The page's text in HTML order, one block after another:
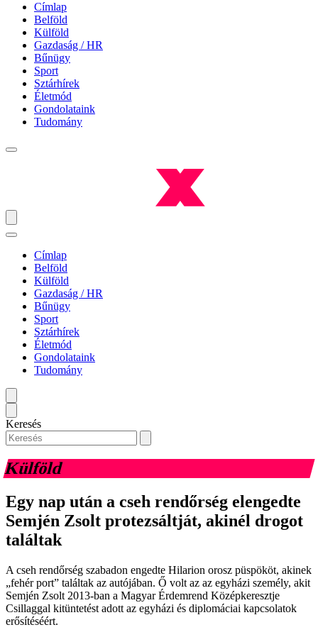
Címlap
Belföld
Külföld
Gazdaság / HR
Bűnügy
Sport
Sztárhírek
Életmód
Gondolataink
Tudomány
Címlap
Belföld
Külföld
Gazdaság / HR
Bűnügy
Sport
Sztárhírek
Életmód
Gondolataink
Tudomány
Keresés
Külföld
Egy nap után a cseh rendőrség elengedte
Semjén Zsolt protezsáltját, akinél drogot
találtak
A cseh rendőrség szabadon engedte Hilarion orosz püspököt, akinek
„fehér port” találtak az autójában. Ő volt az az egyházi személy, akit
Semjén Zsolt 2013-ban a Magyar Érdemrend Középkeresztje
Csillaggal kitüntetést adott az egyházi és diplomáciai kapcsolatok
erősítéséért.